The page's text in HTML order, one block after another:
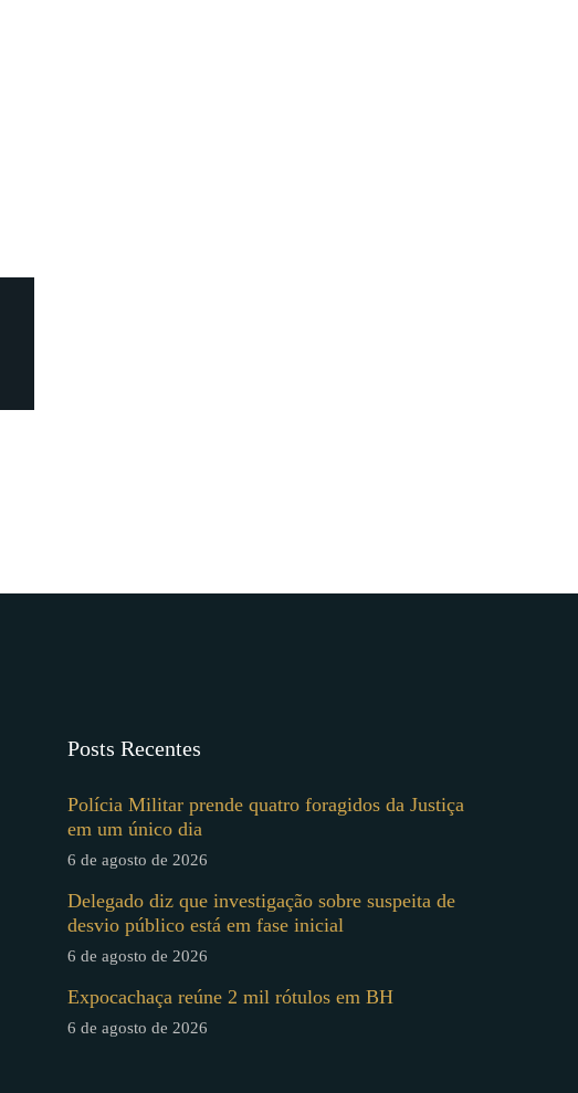
Posts Recentes
Polícia Militar prende quatro foragidos da Justiça
em um único dia
6 de agosto de 2026
Delegado diz que investigação sobre suspeita de
desvio público está em fase inicial
6 de agosto de 2026
Expocachaça reúne 2 mil rótulos em BH
6 de agosto de 2026